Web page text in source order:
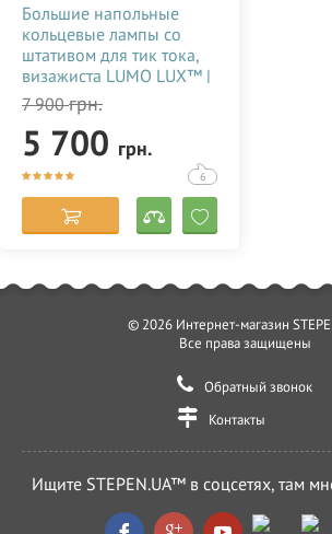
Большие напольные
кольцевые лампы со
штативом для тик тока,
визажиста LUMO LUX™ |
96 Ватт | диаметром 45
см. с держателем для
телефона купить
недорого в Украине
(Одессе) 356786
7 900грн.
5 700 грн.
6
© 2026 Интернет-магазин
Все права защищены
Обратный звонок
Контакты
Ищите STEPEN.UA™ в соцсетях, там